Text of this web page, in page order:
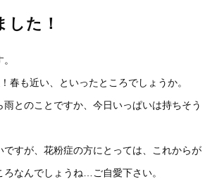
した！
春も近い、といったところでしょうか。
とのことですか、今日いっぱいは持ちそう
ですが、花粉症の方にとっては、これからが
ろなんでしょうね…ご自愛下さい。